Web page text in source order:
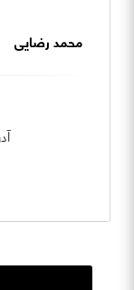
محمد رضایی